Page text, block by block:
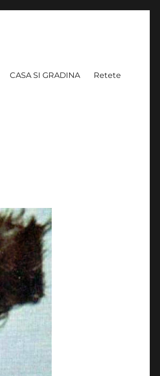
CASA SI GRADINA Retete